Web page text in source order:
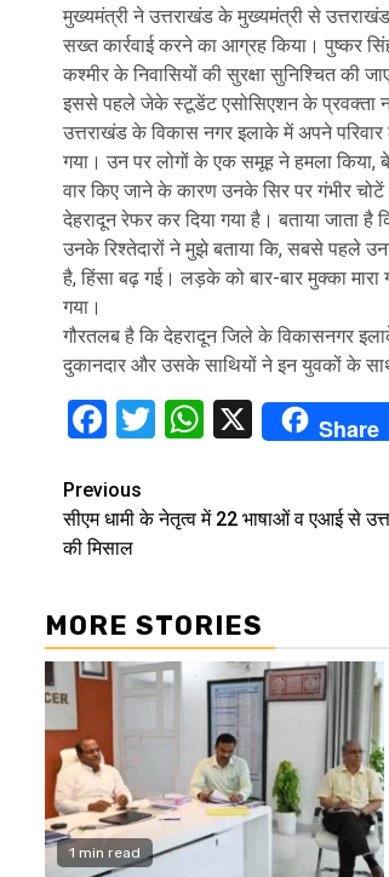
मुख्यमंत्री ने उत्तराखंड के मुख्यमंत्री से
सख्त कार्रवाई करने का आग्रह किया। पुष्कर
कश्मीर के निवासियों की सुरक्षा सुनिश्चित की
इससे पहले जेके स्टूडेंट एसोसिएशन के प्रवक्ता
उत्तराखंड के विकास नगर इलाके में अपने
गया। उन पर लोगों के एक समूह ने हमला किया,
वार किए जाने के कारण उनके सिर पर गंभीर
देहरादून रेफर कर दिया गया है। बताया जाता
उनके रिश्तेदारों ने मुझे बताया कि, सबसे पहले
है, हिंसा बढ़ गई। लड़के को बार-बार मुक्का
गया।
गौरतलब है कि देहरादून जिले के विकासनगर
दुकानदार और उसके साथियों ने इन युवकों के
Facebook
TwitterWhatsApp
X Share
Continue
Reading
Previous
सीएम धामी के नेतृत्व में 22 भाषाओं व एआई से
की मिसाल
MORE STORIES
1 min read